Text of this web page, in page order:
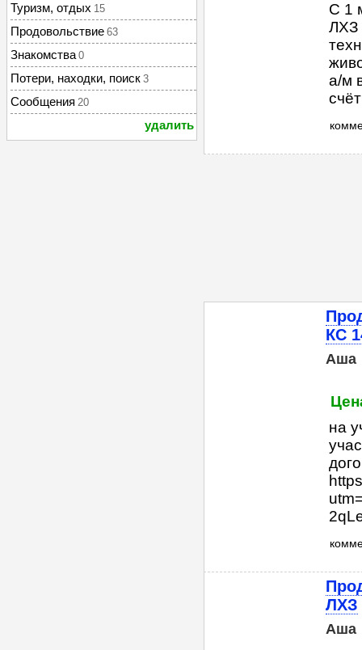
Туризм, отдых 15
Продовольствие 63
Знакомства 0
Потери, находки, поиск 3
Сообщения 20
удалить
С 1
ЛХЗ
а/м
КС
Аша
на
ЛХЗ
Аша